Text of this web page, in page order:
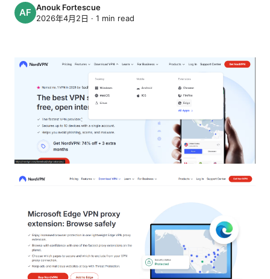
Anouk Fortescue
2026年4月2日 · 1 min read